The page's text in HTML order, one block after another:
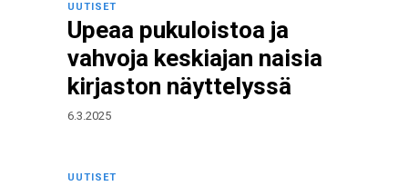
UUTISET
Upeaa pukuloistoa ja
vahvoja keskiajan naisia
kirjaston näyttelyssä
6.3.2025
UUTISET